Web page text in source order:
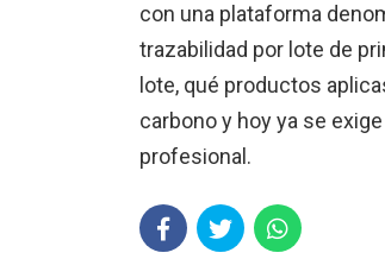
con una plataforma
trazabilidad por lote de
lote, qué productos
carbono y hoy ya se
profesional.